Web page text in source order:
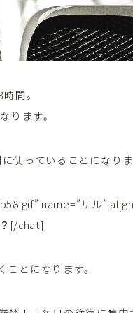
間。
ります。
使っていることになりま
name=”サル”
[/chat]
ことになります。